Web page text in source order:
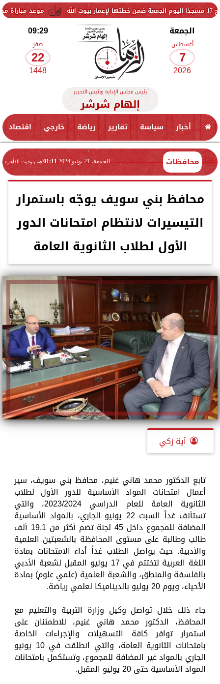
موعد مباراة مصر وإسبانيا
الجمعة
أغسطس
7
2026
09:29
صفر
22
1448
رئيس مجلس الإدارة ورئيس التحرير
إلهام شرشر
أخبار سياسة تقارير رياضة خارجي اقتصاد
محافظات الجمعة، 21 يونيو 2024 01:11 مـ بتوقيت القاهرة
محافظ بني سويف يوجّه باستمرار
التيسيرات لانتظام امتحانات الدور
الأول لطلاب الثانوية العامة
آية زكي
تابع الدكتور محمد هاني غنيم، محافظ بني سويف، سير
أعمال امتحانات المواد الأساسية للدور الأول لطلاب
الثانوية العامة للعام الدراسي 2023/2024، والتي
تستأنف غداً السبت 22 يونيو الجاري، بالمواد الأساسية
المضافة للمجموع داخل 45 لجنة تضم أكثر من 19.1 ألف
طالب وطالبة على مستوى المحافظة بالشعبتين العلمية
والأدبية. حيث يواصل الطلاب غداً أداء الامتحانات بمادة
اللغة العربية لتختتم في 17 يوليو المقبل لشعبة الأدبي
بالفلسفة والمنطق، والشعبة العلمية (علمي علوم) بمادة
الأحياء، ويوم 20 يوليو بالديناميكا لعلمي رياضة.
جاء ذلك خلال تواصل وكيل وزارة التربية والتعليم مع
المحافظ، الدكتور محمد هاني غنيم، للاطمئنان على
استمرار توافر كافة التسهيلات والإجراءات الخاصة
بامتحانات الثانوية العامة، والتي انطلقت في 10 يونيو
الجاري بالمواد غير المضافة للمجموع، وتستكمل بامتحانات
المواد الأساسية حتى 20 يوليو المقبل.